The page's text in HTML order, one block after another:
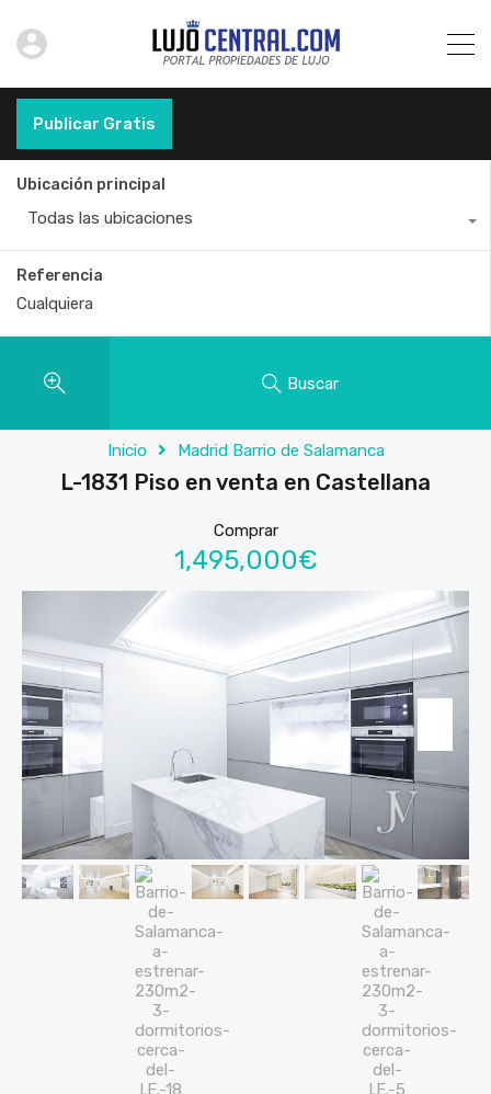
Publicar Gratis
Ubicación principal
Todas las ubicaciones
Referencia
Buscar
Inicio Madrid Barrio de Salamanca
L-1831 Piso en venta en Castellana
Comprar
1,495,000€